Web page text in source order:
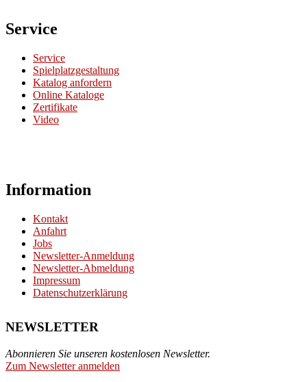
Service
Service
Spielplatzgestaltung
Katalog anfordern
Online Kataloge
Zertifikate
Video
Information
Kontakt
Anfahrt
Jobs
Newsletter-Anmeldung
Newsletter-Abmeldung
Impressum
Datenschutzerklärung
NEWSLETTER
Abonnieren Sie unseren kostenlosen Newsletter.
Zum Newsletter anmelden